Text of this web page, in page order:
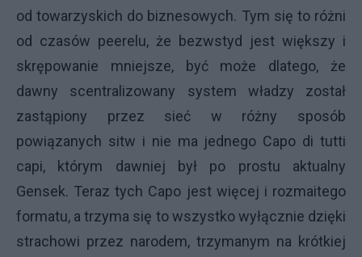
od towarzyskich do biznesowych. Tym się to różni
od czasów peerelu, że bezwstyd jest większy i
skrępowanie mniejsze, być może dlatego, że
dawny scentralizowany system władzy został
zastąpiony przez sieć w różny sposób
powiązanych sitw i nie ma jednego Capo di tutti
capi, którym dawniej był po prostu aktualny
Gensek. Teraz tych Capo jest więcej i rozmaitego
formatu, a trzyma się to wszystko wyłącznie dzięki
strachowi przez narodem, trzymanym na krótkiej